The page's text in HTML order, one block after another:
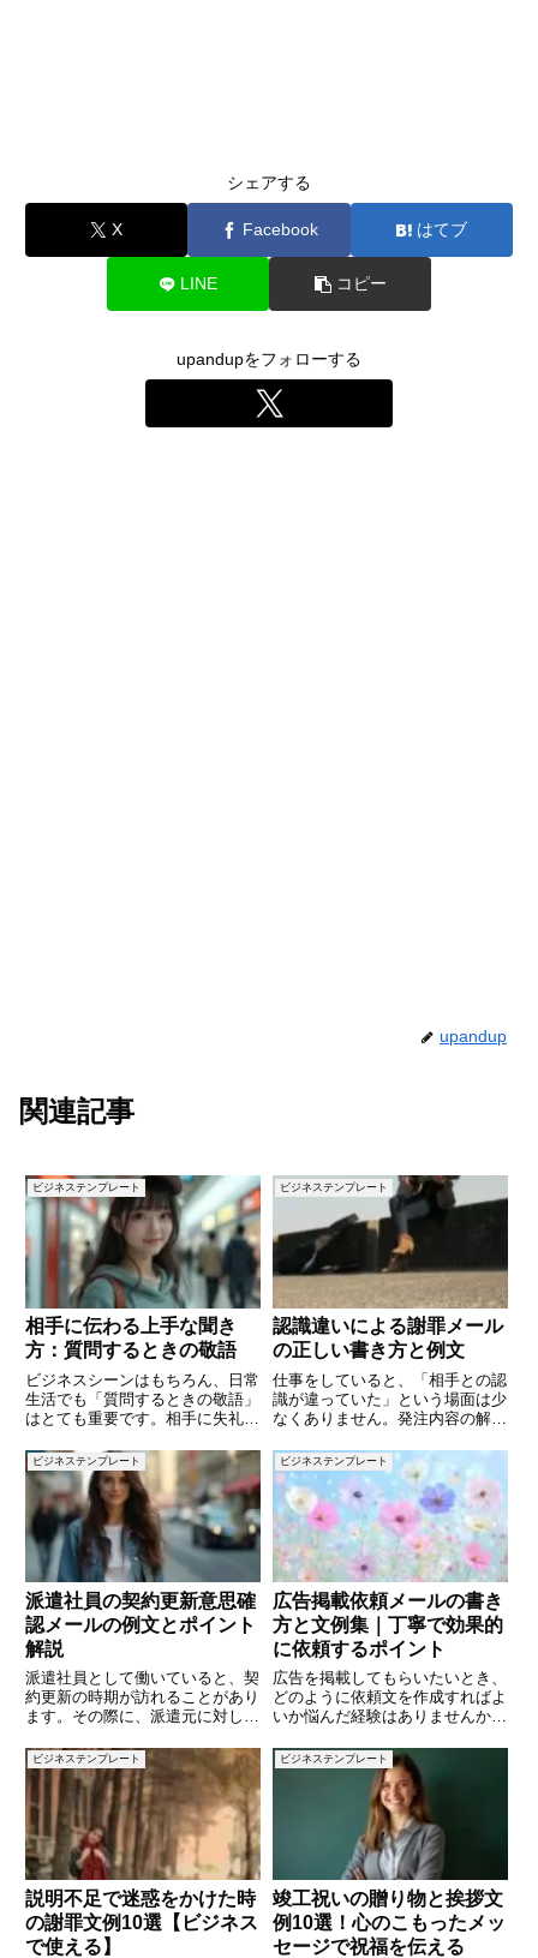
シェアする
X Facebook はてブ
LINE コピー
upandupをフォローする
upandup
関連記事
ビジネステンプレート
相手に伝わる上手な聞き
方：質問するときの敬語
ビジネスシーンはもちろん、日常
生活でも「質問するときの敬語」
はとても重要です。相手に失礼が
確に伝えるためには、正しい敬語
表現を使って質問することが欠か
せません。特に、社内外でのメー
ルや面接、取引先とのやり取りで
ビジネステンプレート
認識違いによる謝罪メール
の正しい書き方と例文
仕事をしていると、「相手との認
識が違っていた」という場面は少
なくありません。発注内容の解
量のすれ違いなど、ほんの小さな
認識の違いが大きなトラブルに発
展することもあります。そんなと
き、誠意をもって謝罪し、正しい
内
ビジネステンプレート
派遣社員の契約更新意思確
認メールの例文とポイント
解説
派遣社員として働いていると、契
約更新の時期が訪れることがあり
ます。その際に、派遣元に対して
要があることもあります。更新の
意向を伝えるためには、丁寧で明
確なメールが求められます。この
記事では、派遣の契約更新の意思
ビジネステンプレート
広告掲載依頼メールの書き
方と文例集｜丁寧で効果的
に依頼するポイント
広告を掲載してもらいたいとき、
どのように依頼文を作成すればよ
いか悩んだ経験はありませんか。
る印象や広告掲載の可否が変わる
ことも少なくありません。ビジネ
スシーンでは、簡潔かつ丁寧に要
点を伝えることが求められます。
ビジネステンプレート
説明不足で迷惑をかけた時
の謝罪文例10選【ビジネス
で使える】
ビジネステンプレート
竣工祝いの贈り物と挨拶文
例10選！心のこもったメッ
セージで祝福を伝える